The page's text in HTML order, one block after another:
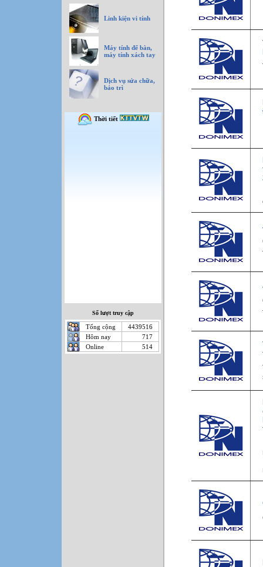
Linh kiện vi tính
Máy tính để bàn,
máy tính xách tay
Dịch vụ sửa chữa,
bảo trì
Số lượt truy cập
Tổng cộng
4439516
Hôm nay
717
Online
514